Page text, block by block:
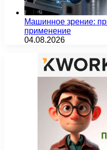
Машинное зрение:
применение
04.08.2026